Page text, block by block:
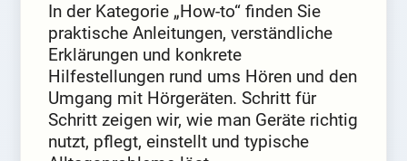
In der Kategorie „How-to“ finden Sie
praktische Anleitungen, verständliche
Erklärungen und konkrete
Hilfestellungen rund ums Hören und den
Umgang mit Hörgeräten. Schritt für
Schritt zeigen wir, wie man Geräte richtig
nutzt, pflegt, einstellt und typische